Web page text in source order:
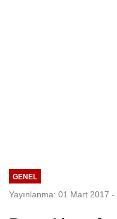
GENEL
Yayınlanma: 01 Mart 2017 -